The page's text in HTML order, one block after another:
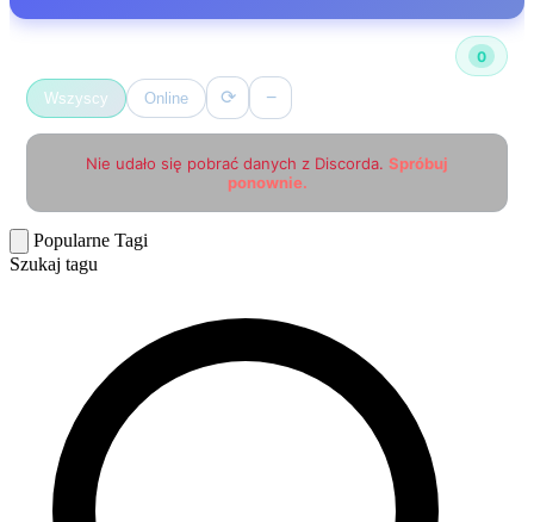
0
Wszyscy Online ⟳ −
Nie udało się pobrać danych z Discorda. Spróbuj
ponownie.
Popularne Tagi
Szukaj tagu